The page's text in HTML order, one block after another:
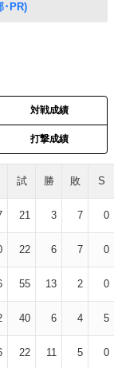
･PR)
対戦成績
打撃成績
試 勝 敗 S
21 3 7 0
22 6 7 0
55 13 2 0
40 6 4 5
22 11 5 0